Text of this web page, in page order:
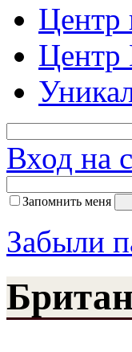
Центр
Вход на
Запомнить меня
Забыли